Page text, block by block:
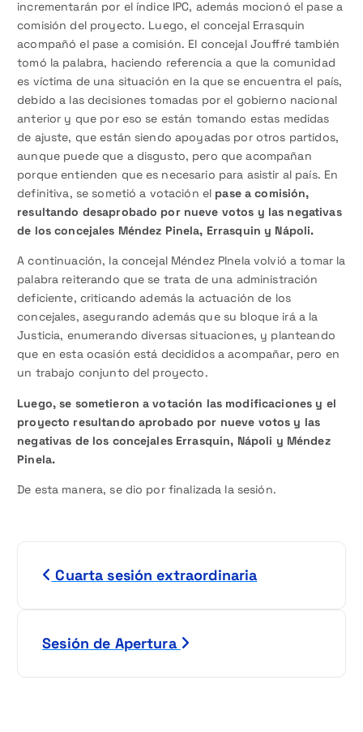
incrementarán por el índice IPC, además mocionó el pase a
comisión del proyecto. Luego, el concejal Errasquin
acompañó el pase a comisión. El concejal Jouffré también
tomó la palabra, haciendo referencia a que la comunidad
es víctima de una situación en la que se encuentra el país,
debido a las decisiones tomadas por el gobierno nacional
anterior y que por eso se están tomando estas medidas
de ajuste, que están siendo apoyadas por otros partidos,
aunque puede que a disgusto, pero que acompañan
porque entienden que es necesario para asistir al país. En
definitiva, se sometió a votación el pase a comisión,
resultando desaprobado por nueve votos y las negativas
de los concejales Méndez Pinela, Errasquin y Nápoli.
A continuación, la concejal Méndez PInela volvió a tomar la
palabra reiterando que se trata de una administración
deficiente, criticando además la actuación de los
concejales, asegurando además que su bloque irá a la
Justicia, enumerando diversas situaciones, y planteando
que en esta ocasión está decididos a acompañar, pero en
un trabajo conjunto del proyecto.
Luego, se sometieron a votación las modificaciones y el
proyecto resultando aprobado por nueve votos y las
negativas de los concejales Errasquin, Nápoli y Méndez
Pinela.
De esta manera, se dio por finalizada la sesión.
Cuarta sesión extraordinaria
Sesión de Apertura